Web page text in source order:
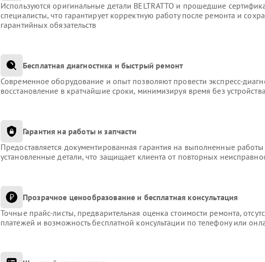
Используются оригинальные детали BELTRATTO и прошедшие
специалисты, что гарантирует корректную работу после ремонта и
гарантийных обязательств
Бесплатная диагностика и быстрый ремонт
Современное оборудование и опыт позволяют провести экспресс-
восстановление в кратчайшие сроки, минимизируя время без устройства
Гарантия на работы и запчасти
Предоставляется документированная гарантия на выполненные
установленные детали, что защищает клиента от повторных
Прозрачное ценообразование и бесплатная консультация
Точные прайс-листы, предварительная оценка стоимости ремонта,
платежей и возможность бесплатной консультации по телефону или